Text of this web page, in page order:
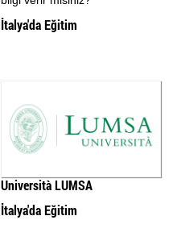
İtalya'da Eğitim
Università LUMSA
İtalya'da Eğitim